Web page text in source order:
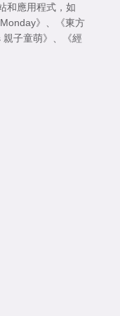
和應用程式，如
》
《東方
子童萌》
《經